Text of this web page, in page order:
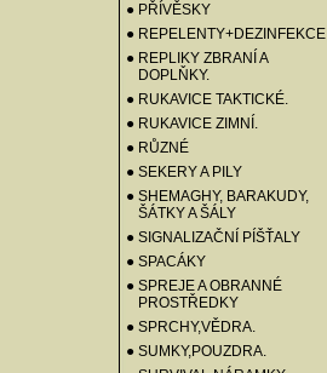
● PŘÍVĚSKY
● REPELENTY+DEZINFEKCE
● REPLIKY ZBRANÍ A
DOPLŇKY.
● RUKAVICE TAKTICKÉ.
● RUKAVICE ZIMNÍ.
● RŮZNÉ
● SEKERY A PILY
● SHEMAGHY, BARAKUDY,
ŠÁTKY A ŠÁLY
● SIGNALIZAČNÍ PÍŠŤALY
● SPACÁKY
● SPREJE A OBRANNÉ
PROSTŘEDKY
● SPRCHY,VĚDRA.
● SUMKY,POUZDRA.